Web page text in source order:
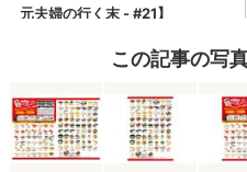
この記事の写